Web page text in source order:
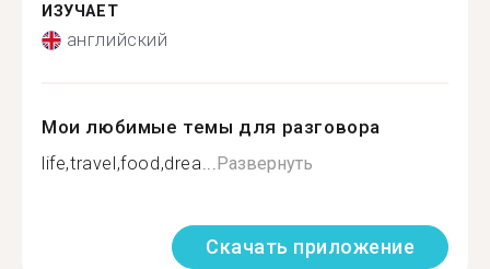
ИЗУЧАЕТ
английский
Мои любимые темы для разговора
life,travel,food,drea...Развернуть
Скачать приложение